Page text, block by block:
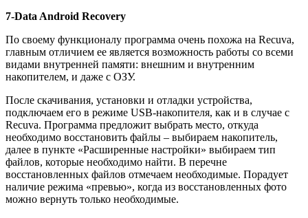
7-Data Android Recovery
По своему функционалу программа очень похожа на Recuva,
главным отличием ее является возможность работы со всеми
видами внутренней памяти: внешним и внутренним
накопителем, и даже с ОЗУ.
После скачивания, установки и отладки устройства,
подключаем его в режиме USB-накопителя, как и в случае с
Recuva. Программа предложит выбрать место, откуда
необходимо восстановить файлы – выбираем накопитель,
далее в пункте «Расширенные настройки» выбираем тип
файлов, которые необходимо найти. В перечне
восстановленных файлов отмечаем необходимые. Порадует
наличие режима «превью», когда из восстановленных фото
можно вернуть только необходимые.